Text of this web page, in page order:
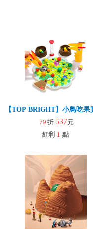
【TOP BRIGHT】小鳥吃果
79 折 537元
紅利 1 點